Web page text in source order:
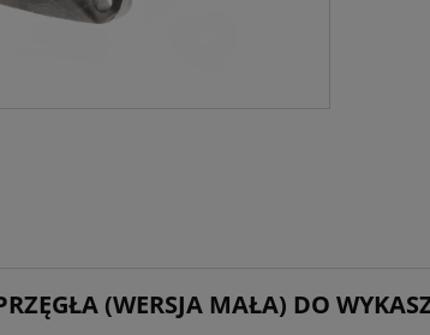
(WERSJA MAŁA) DO